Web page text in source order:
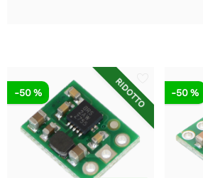
RIDOTTO
-50 % -50 %